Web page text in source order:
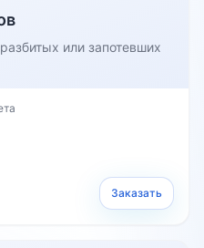
или запотевших
Заказать